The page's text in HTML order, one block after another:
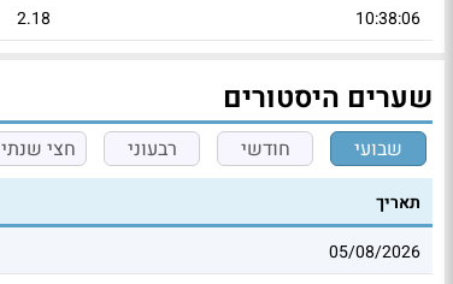
10:38:06
2.18
שערים היסטורים
שבועי חודשי רבעוני חצי שנתי
תאריך
05/08/2026